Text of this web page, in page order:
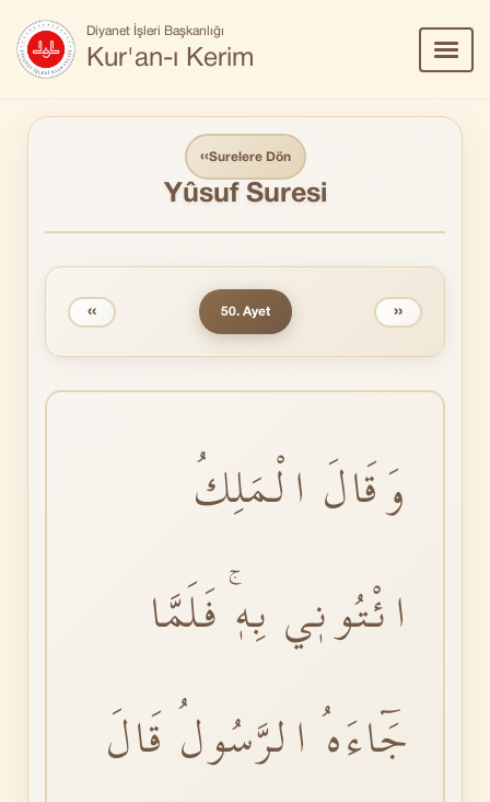
Diyanet İşleri Başkanlığı
Kur'an-ı Kerim
Aç/
‹‹Surelere Dön
Yûsuf Suresi
‹‹ 50. Ayet ››
وَقَالَ الْمَلِكُ
ائْتُونٖي بِهٖۚ فَلَمَّا
جَٓاءَهُ الرَّسُولُ قَالَ